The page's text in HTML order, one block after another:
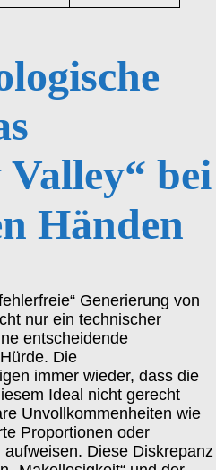
bei
Händen
Generierung von
nur ein technischer
entscheidende
Die
immer wieder, dass die
Ideal nicht gerecht
Unvollkommenheiten wie
Proportionen oder
Diese Diskrepanz